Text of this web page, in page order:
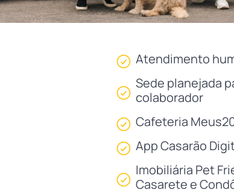
Atendimento
Sede planejada
colaborador
Cafeteria
App Casarão
Imobiliária Pet
Casarete e